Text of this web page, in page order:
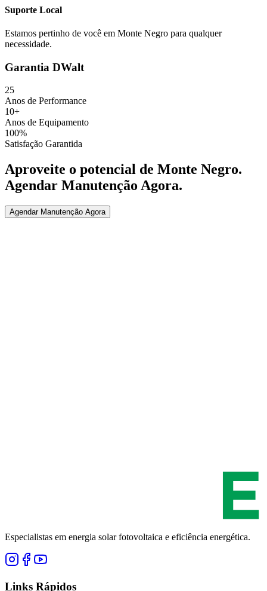
Suporte Local
Estamos pertinho de você em Monte Negro para qualquer
necessidade.
Garantia DWalt
25
Anos de Performance
10+
Anos de Equipamento
100%
Satisfação Garantida
Aproveite o potencial de Monte Negro.
Agendar Manutenção Agora.
Agendar Manutenção Agora
Especialistas em energia solar fotovoltaica e eficiência energética.
Links Rápidos